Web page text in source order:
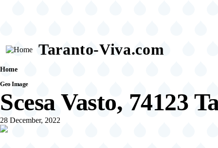
Taranto-Viva.com
Briciole
di
pane
Home
Geo Image
Scesa Vasto, 74123
28 December, 2022